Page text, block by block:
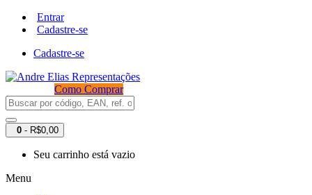
Entrar
Cadastre-se
Cadastre-se
Como Comprar
0 - R$0,00
Seu carrinho está vazio
Menu